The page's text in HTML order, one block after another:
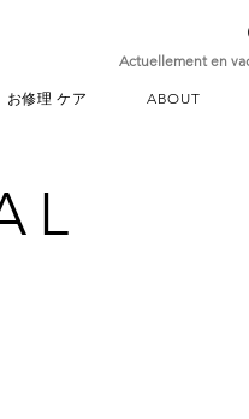
Actuellement en
お修理 ケア ABOUT